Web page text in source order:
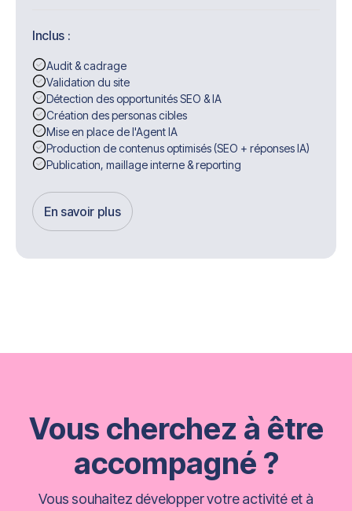
Inclus :
Audit & cadrage
Validation du site
Détection des opportunités SEO & IA
Création des personas cibles
Mise en place de l'Agent IA
Production de contenus optimisés (SEO + réponses IA)
Publication, maillage interne & reporting
En savoir plus
Get Started
Vous cherchez à être
accompagné ?
Vous souhaitez développer votre activité et à